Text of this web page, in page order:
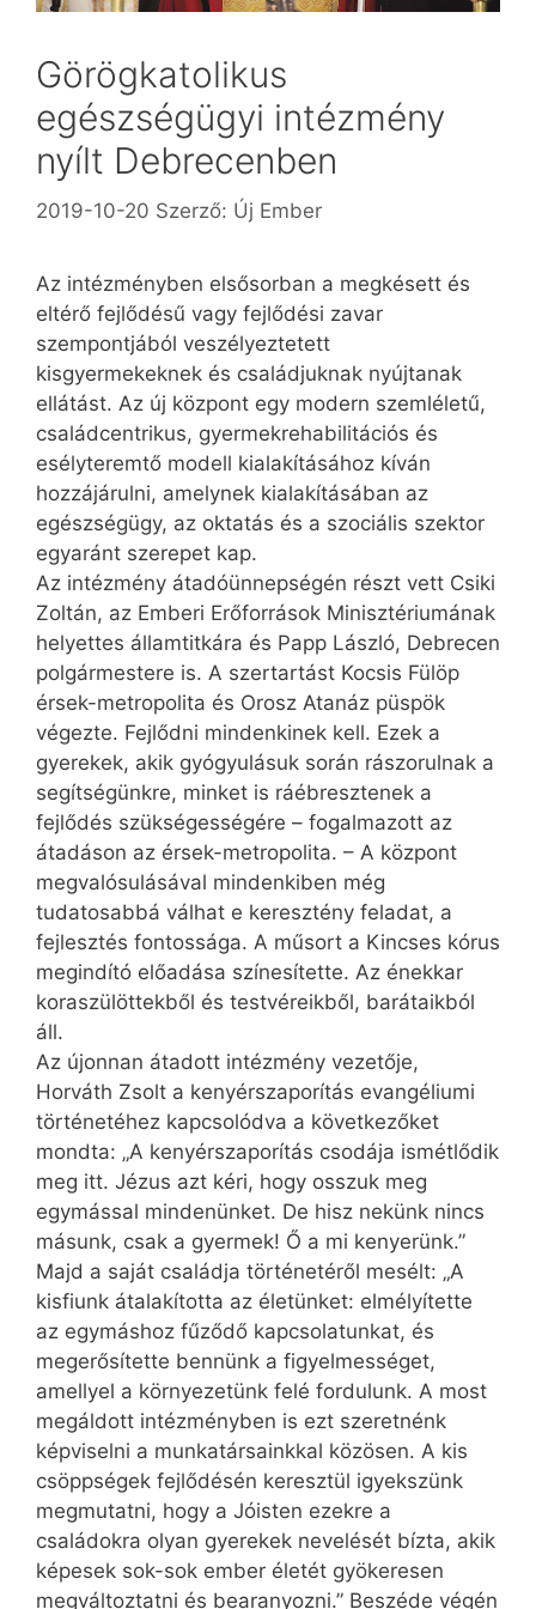
Görögkatolikus
egészségügyi intézmény
nyílt Debrecenben
2019-10-20 Szerző: Új Ember
Az intézményben elsősorban a megkésett és
eltérő fejlődésű vagy fejlődési zavar
szempontjából veszélyeztetett
kisgyermekeknek és családjuknak nyújtanak
ellátást. Az új központ egy modern szemléletű,
családcentrikus, gyermekrehabilitációs és
esélyteremtő modell kialakításához kíván
hozzájárulni, amelynek kialakításában az
egészségügy, az oktatás és a szociális szektor
egyaránt szerepet kap.
Az intézmény átadóünnepségén részt vett Csiki
Zoltán, az Emberi Erőforrások Minisztériumának
helyettes államtitkára és Papp László, Debrecen
polgármestere is. A szertartást Kocsis Fülöp
érsek-metropolita és Orosz Atanáz püspök
végezte. Fejlődni mindenkinek kell. Ezek a
gyerekek, akik gyógyulásuk során rászorulnak a
segítségünkre, minket is ráébresztenek a
fejlődés szükségességére – fogalmazott az
átadáson az érsek-metropolita. – A központ
megvalósulásával mindenkiben még
tudatosabbá válhat e keresztény fel­adat, a
fejlesztés fontossága. A műsort a Kincses kórus
megindító előadása színesítette. Az énekkar
koraszülöttekből és testvéreikből, barátaikból
áll.
Az újonnan átadott intézmény vezetője,
Horváth Zsolt a kenyérszaporítás evangéliumi
történetéhez kapcsolódva a következőket
mondta: „A kenyérszaporítás csodája ismétlődik
meg itt. Jézus azt kéri, hogy osszuk meg
egymással mindenünket. De hisz nekünk nincs
másunk, csak a gyermek! Ő a mi kenyerünk.”
Majd a saját családja történetéről mesélt: „A
kisfiunk átalakította az életünket: elmélyítette
az egymáshoz fűződő kapcsolatunkat, és
megerősítette bennünk a figyelmességet,
amellyel a környezetünk felé fordulunk. A most
megáldott intézményben is ezt szeretnénk
képviselni a munkatársainkkal közösen. A kis
csöppségek fejlődésén keresztül igyekszünk
megmutatni, hogy a Jóisten ezekre a
családokra olyan gyerekek nevelését bízta, akik
képesek sok-sok ember életét gyökeresen
megváltoztatni és bearanyozni.” Beszéde végén